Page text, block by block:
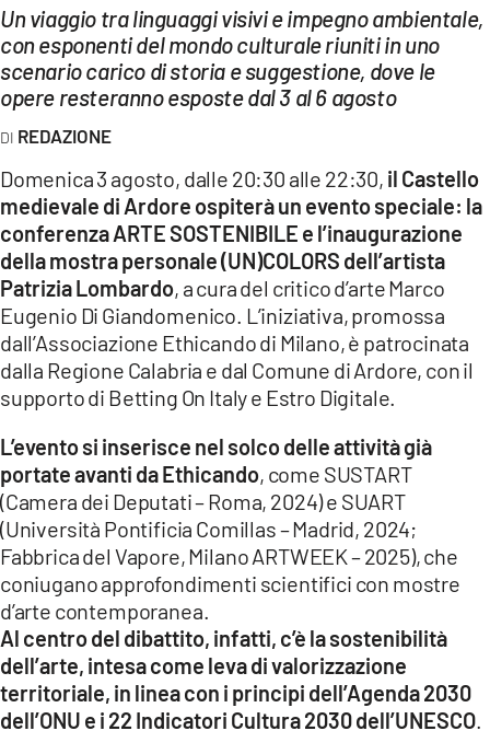
LAC NETWORK
LAC ONAIR
LaC
LACPLAY.IT
LACTV.IT
LACONAIR.IT
LACITYMAG.IT
ILREGGINO.IT
ILVIBONESE.IT
CATANZAROCHANNEL.IT
LACAPITALENEWS.IT
App
ANDROID
APPLE
Un viaggio tra linguaggi visivi e impegno ambientale,
con esponenti del mondo culturale riuniti in uno
scenario carico di storia e suggestione, dove le
opere resteranno esposte dal 3 al 6 agosto
REDAZIONE
Domenica 3 agosto, dalle 20:30 alle 22:30, il Castello
medievale di Ardore ospiterà un evento speciale: la
conferenza ARTE SOSTENIBILE e l’inaugurazione
della mostra personale (UN)COLORS dell’artista
Patrizia Lombardo, a cura del critico d’arte Marco
Eugenio Di Giandomenico. L’iniziativa, promossa
dall’Associazione Ethicando di Milano, è patrocinata
dalla Regione Calabria e dal Comune di Ardore, con il
supporto di Betting On Italy e Estro Digitale.
L’evento si inserisce nel solco delle attività già
portate avanti da Ethicando, come SUSTART
(Camera dei Deputati – Roma, 2024) e SUART
(Università Pontificia Comillas – Madrid, 2024;
Fabbrica del Vapore, Milano ARTWEEK – 2025), che
coniugano approfondimenti scientifici con mostre
d’arte contemporanea.
Al centro del dibattito, infatti, c’è la sostenibilità
dell’arte, intesa come leva di valorizzazione
territoriale, in linea con i principi dell’Agenda 2030
dell’ONU e i 22 Indicatori Cultura 2030 dell’UNESCO